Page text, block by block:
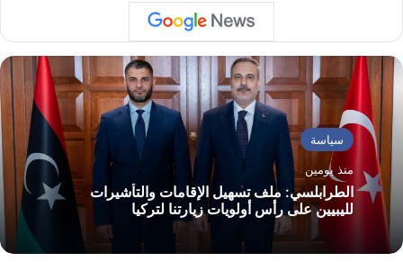
سياسة
منذ يومين
الطرابلسي: ملف تسهيل الإقامات والتأشيرات
لليبيين على رأس أولويات زيارتنا لتركيا